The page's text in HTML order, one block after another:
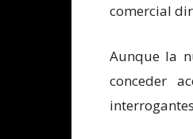
comercial
Aunque la
conceder